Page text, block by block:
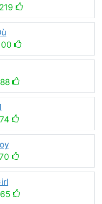
219
88
74
65